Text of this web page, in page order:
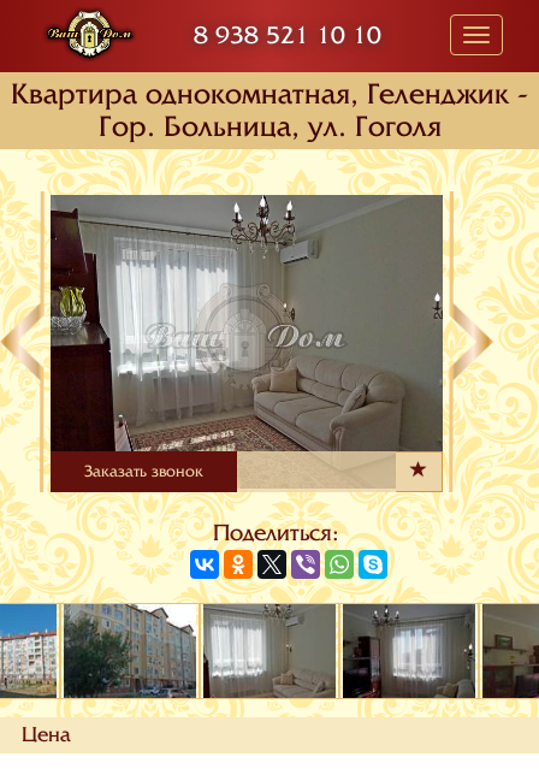
8 938 521 10 10
Toggle
Квартира oднокомнатная, Геленджик -
Гор. Больница, ул. Гоголя
Заказать звонок
Поделиться:
Цена